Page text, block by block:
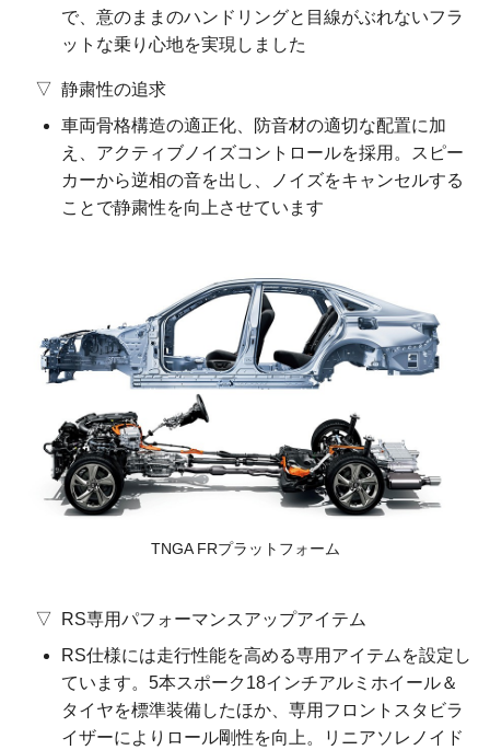
で、意のままのハンドリングと目線がぶれないフラ
ットな乗り心地を実現しました
静粛性の追求
車両骨格構造の適正化、防音材の適切な配置に加
え、アクティブノイズコントロールを採用。スピー
カーから逆相の音を出し、ノイズをキャンセルする
ことで静粛性を向上させています
TNGA FRプラットフォーム
RS専用パフォーマンスアップアイテム
RS仕様には走行性能を高める専用アイテムを設定し
ています。5本スポーク18インチアルミホイール＆
タイヤを標準装備したほか、専用フロントスタビラ
イザーによりロール剛性を向上。リニアソレノイド